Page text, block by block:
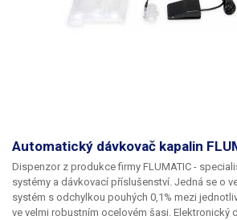
Automatický dávkovač kapalin
Dispenzor z produkce firmy FLUMATIC -
systémy a dávkovací příslušenství. Jedná se o
systém s odchylkou pouhých 0,1% mezi
ve velmi robustním ocelovém šasi. Elektronický